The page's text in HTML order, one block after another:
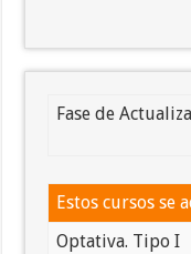
Fase de
Estos cursos se
Optativa. Tipo I